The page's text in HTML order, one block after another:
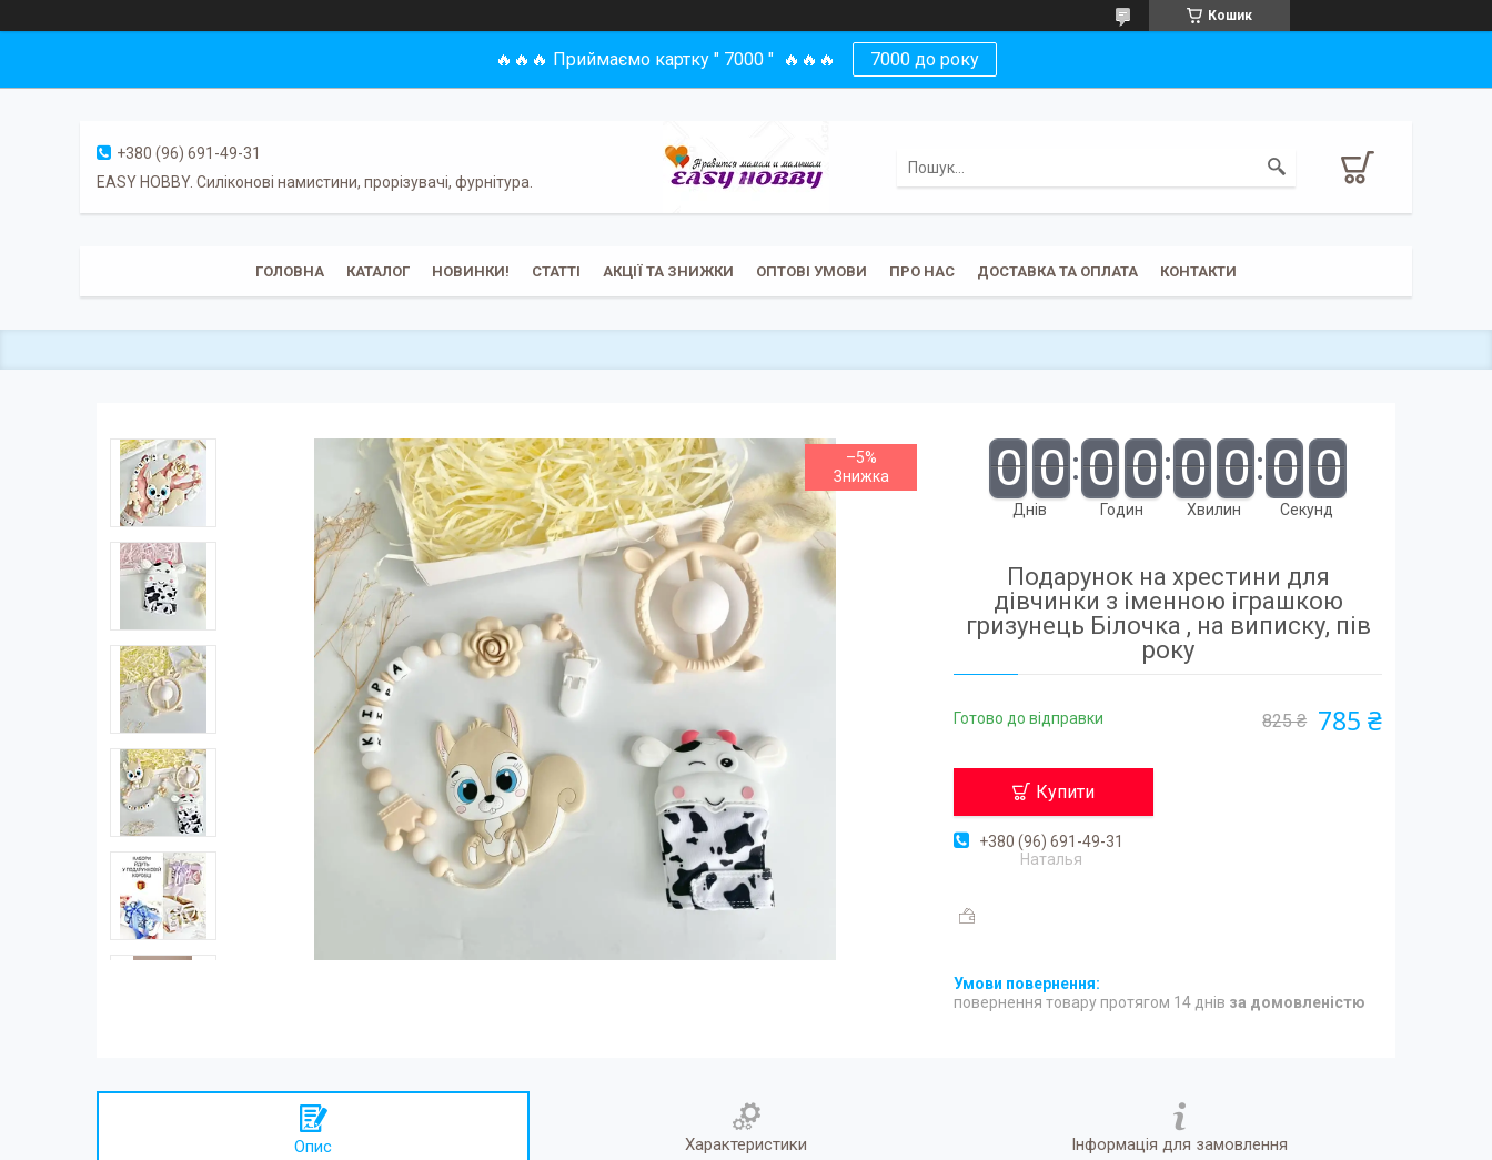
Кошик
🔥🔥🔥 Приймаємо картку " 7000 " 🔥🔥🔥 7000 до року
+380 (96) 691-49-31
EASY HOBBY. Силіконові намистини, прорізувачі, фурнітура.
ГОЛОВНА КАТАЛОГ НОВИНКИ! СТАТТІ АКЦІЇ ТА ЗНИЖКИ ОПТОВІ УМОВИ ПРО НАС ДОСТАВКА ТА ОПЛАТА КОНТАКТИ
–5% 0 0
Днів
0 0
Годин
0 0
Хвилин
0 0
Секунд
Подарунок на хрестини для
дівчинки з іменною іграшкою
гризунець Білочка , на виписку, пів
року
Готово до відправки 825 ₴ 785 ₴
Купити
+380 (96) 691-49-31
Наталья
повернення товару протягом 14 днів за домовленістю
Опис Характеристики Інформація для замовлення